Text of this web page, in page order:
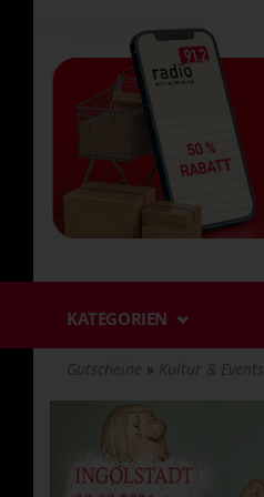
KATEGORIEN
Gutscheine Kultur & Events